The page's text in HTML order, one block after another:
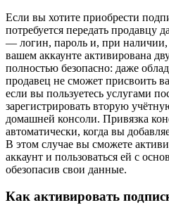
Если вы хотите приобрести
потребуется передать продавцу
— логин, пароль и, при наличии,
вашем аккаунте активирована
полностью безопасно: даже
продавец не сможет присвоить
если вы пользуетесь услугами
зарегистрировать вторую
домашней консоли. Привязка
автоматически, когда вы
В этом случае вы сможете
аккаунт и пользоваться ей с
обезопасив свои данные.
Как активировать